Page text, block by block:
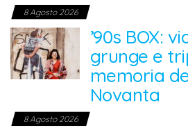
8 Agosto 2026
’90s BOX:
grunge e
memoria
Novanta
8 Agosto 2026